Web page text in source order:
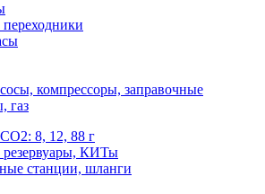
компрессоры, заправочные
газ
8, 12, 88 г
резервуары, КИТы
станции, шланги